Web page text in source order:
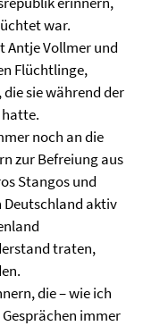
war.
Antje Vollmer und
Flüchtlinge,
sie während der
noch an die
zur Befreiung aus
Stangos und
Deutschland aktiv
traten,
die – wie ich
immer